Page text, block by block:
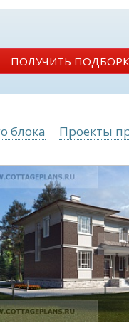
ПОЛУЧИТЬ
блока
Проекты